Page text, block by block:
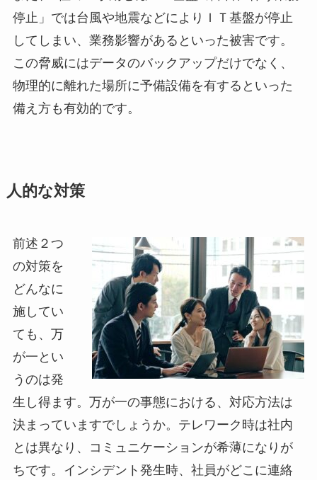
停止」では台風や地震などによりＩＴ基盤が停止
してしまい、業務影響があるといった被害です。
この脅威にはデータのバックアップだけでなく、
物理的に離れた場所に予備設備を有するといった
備え方も有効的です。
人的な対策
前述２つ
の対策を
どんなに
施してい
ても、万
が一とい
うのは発
生し得ます。万が一の事態における、対応方法は
決まっていますでしょうか。テレワーク時は社内
とは異なり、コミュニケーションが希薄になりが
ちです。インシデント発生時、社員がどこに連絡